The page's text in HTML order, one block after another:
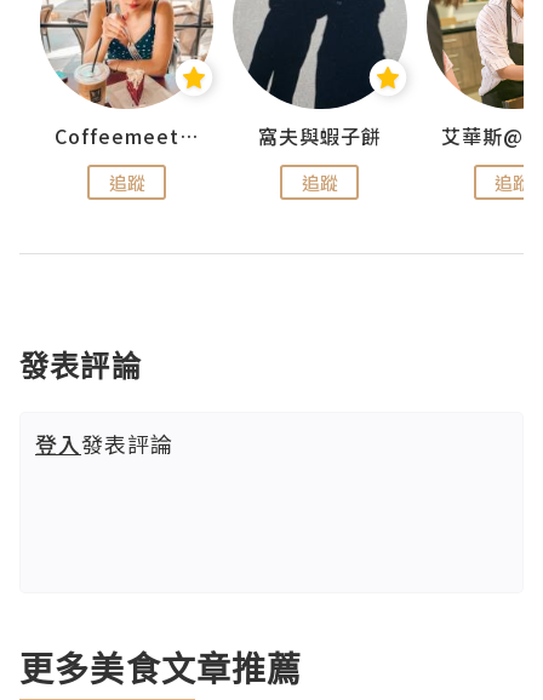
Coffeemeetjojo
追蹤
窩夫與蝦子餅
追蹤 追蹤
發表評論
登入發表評論
更多美食文章推薦